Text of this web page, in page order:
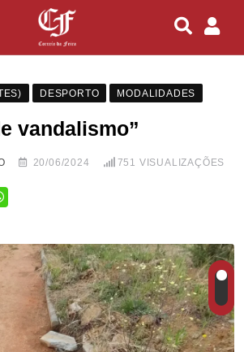
DESPORTO MODALIDADES
vandalismo”
20/06/2024 751 VISUALIZAÇÕES